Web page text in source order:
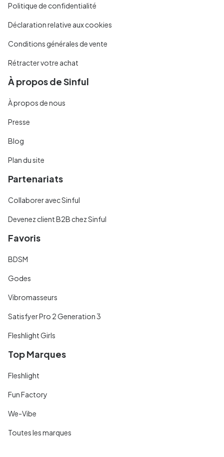
Politique de confidentialité
Déclaration relative aux cookies
Conditions générales de vente
Rétracter votre achat
À propos de Sinful
À propos de nous
Presse
Blog
Plan du site
Partenariats
Collaborer avec Sinful
Devenez client B2B chez Sinful
Favoris
BDSM
Godes
Vibromasseurs
Satisfyer Pro 2 Generation 3
Fleshlight Girls
Top Marques
Fleshlight
Fun Factory
We-Vibe
Toutes les marques